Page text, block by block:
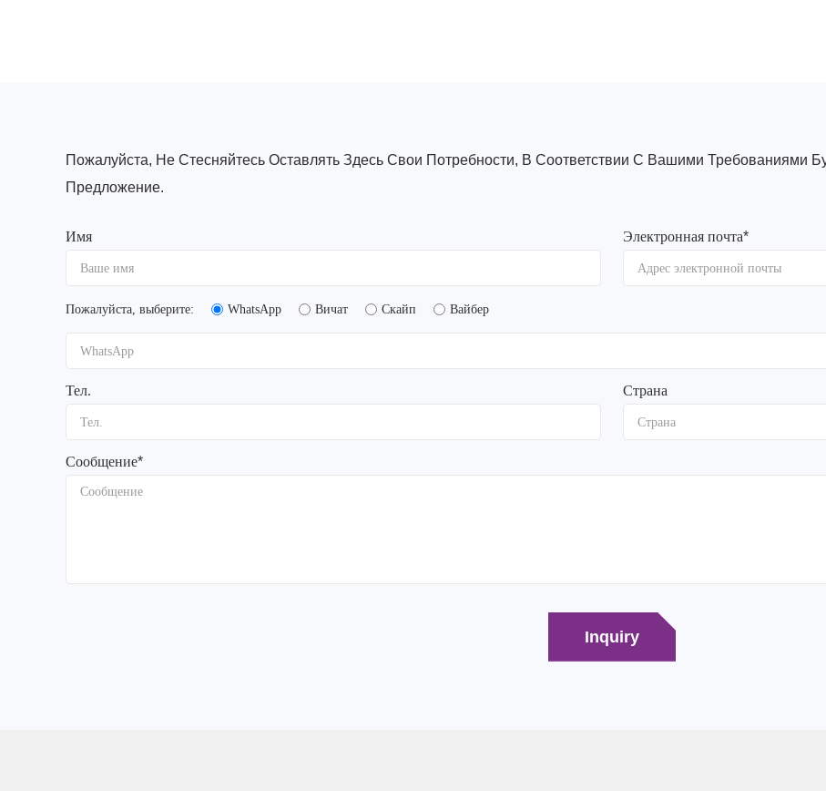
Пожалуйста, Не Стесняйтесь Оставлять Здесь Свои Потребности, В Соответствии С Вашими Требованиями
Предложение.
Имя Электронная почта*
Пожалуйста, выберите: WhatsApp Вичат Скайп Вайбер
Тел. Страна
Сообщение*